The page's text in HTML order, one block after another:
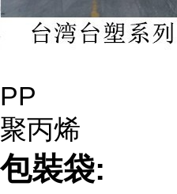
PP
聚丙烯
包裝袋: